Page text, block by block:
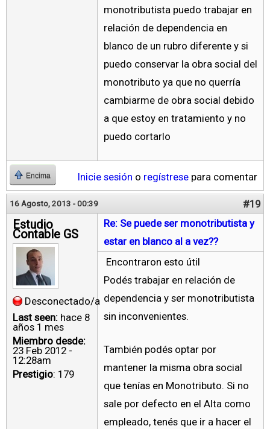
monotributista puedo trabajar en
relación de dependencia en
blanco de un rubro diferente y si
puedo conservar la obra social del
monotributo ya que no querría
cambiarme de obra social debido
a que estoy en tratamiento y no
puedo cortarlo
Encima Inicie sesión o regístrese para comentar
16 Agosto, 2013 - 00:39 #19
Estudio
Contable GS
Desconectado/a
Last seen: hace 8
años 1 mes
Miembro desde:
23 Feb 2012 -
12:28am
Prestigio: 179
Re: Se puede ser monotributista y
estar en blanco al a vez??
Encontraron esto útil
Podés trabajar en relación de
dependencia y ser monotributista
sin inconvenientes.
También podés optar por
mantener la misma obra social
que tenías en Monotributo. Si no
sale por defecto en el Alta como
empleado, tenés que ir a hacer el